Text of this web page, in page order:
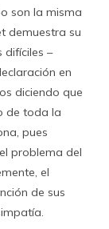
son la misma
demuestra su
difíciles –
en
diciendo que
de toda la
pues
problema del
el
de sus